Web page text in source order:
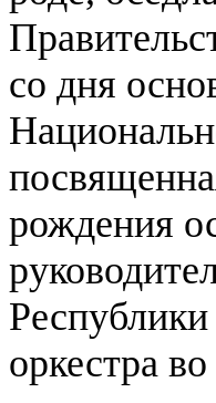
со дня
рождения
оркестра